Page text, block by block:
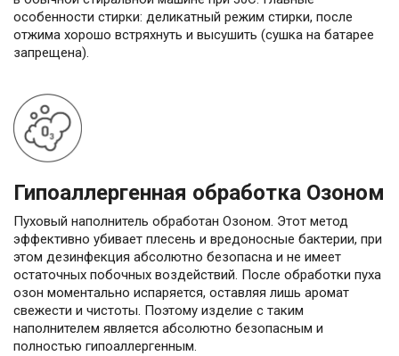
особенности стирки: деликатный режим стирки, после
отжима хорошо встряхнуть и высушить (сушка на батарее
запрещена).
Гипоаллергенная обработка Озоном
Пуховый наполнитель обработан Озоном. Этот метод
эффективно убивает плесень и вредоносные бактерии, при
этом дезинфекция абсолютно безопасна и не имеет
остаточных побочных воздействий. После обработки пуха
озон моментально испаряется, оставляя лишь аромат
свежести и чистоты. Поэтому изделие с таким
наполнителем является абсолютно безопасным и
полностью гипоаллергенным.